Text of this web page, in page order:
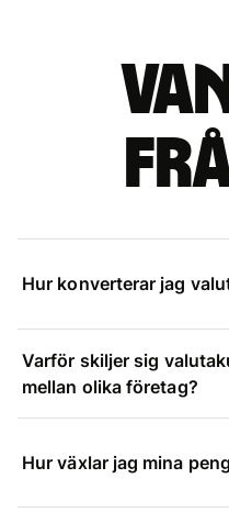
Hur konverterar jag
Varför skiljer sig
mellan olika företag?
Hur växlar jag mina